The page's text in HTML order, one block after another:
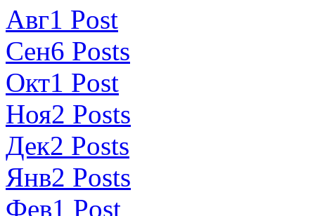
Авг1 Post
Сен6 Posts
Окт1 Post
Ноя2 Posts
Дек2 Posts
Янв2 Posts
Фев1 Post